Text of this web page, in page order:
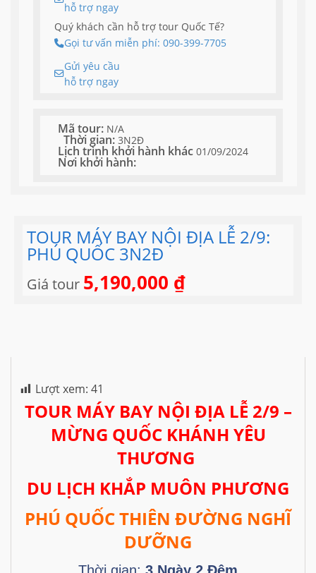
hỗ trợ ngay
Quý khách cần hỗ trợ tour Quốc Tế?
Gọi tư vấn miễn phí: 090-399-7705
Gửi yêu cầu
hỗ trợ ngay
Mã tour: N/A
Thời gian: 3N2Đ
Lịch trình khởi hành khác 01/09/2024
Nơi khởi hành:
TOUR MÁY BAY NỘI ĐỊA LỄ 2/9:
PHÚ QUỐC 3N2Đ
Giá tour 5,190,000 ₫
Lượt xem: 41
TOUR MÁY BAY NỘI ĐỊA LỄ 2/9 –
MỪNG QUỐC KHÁNH YÊU
THƯƠNG
DU LỊCH KHẮP MUÔN PHƯƠNG
PHÚ QUỐC THIÊN ĐƯỜNG NGHĨ
DƯỠNG